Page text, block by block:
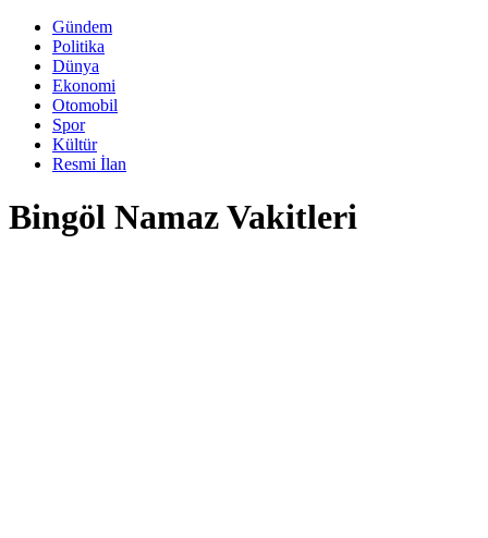
Gündem
Politika
Dünya
Ekonomi
Otomobil
Spor
Kültür
Resmi İlan
Bingöl Namaz Vakitleri